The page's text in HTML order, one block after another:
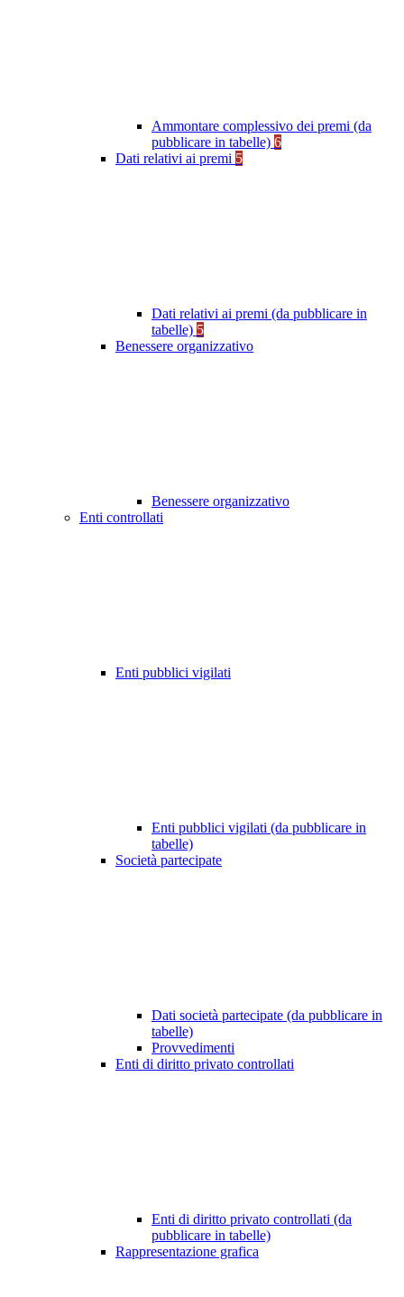
Ammontare complessivo dei premi (da
pubblicare in tabelle) 6
Dati relativi ai premi 5
Dati relativi ai premi (da pubblicare in
tabelle) 5
Benessere organizzativo
Benessere organizzativo
Enti controllati
Enti pubblici vigilati
Enti pubblici vigilati (da pubblicare in
tabelle)
Società partecipate
Dati società partecipate (da pubblicare in
tabelle)
Provvedimenti
Enti di diritto privato controllati
Enti di diritto privato controllati (da
pubblicare in tabelle)
Rappresentazione grafica